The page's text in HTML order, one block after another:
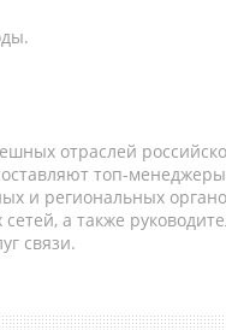
отраслей
топ-
и региональных
а также
связи.